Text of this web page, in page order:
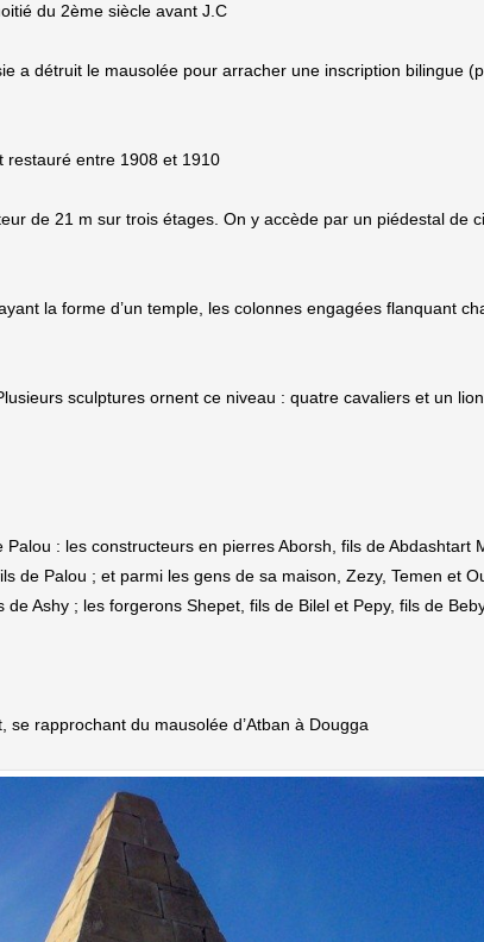
du 2ème siècle avant J.C
a détruit le mausolée pour arracher une inscription bilingue
restauré entre 1908 et 1910
de 21 m sur trois étages. On y accède par un piédestal de
la forme d’un temple, les colonnes engagées flanquant
sculptures ornent ce niveau : quatre cavaliers et un
Palou : les constructeurs en pierres Aborsh, fils de Abdashtart
de Palou ; et parmi les gens de sa maison, Zezy, Temen et
Ashy ; les forgerons Shepet, fils de Bilel et Pepy, fils de
rapprochant du mausolée d’Atban à Dougga